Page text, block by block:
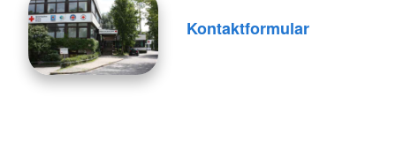
Kontaktformular